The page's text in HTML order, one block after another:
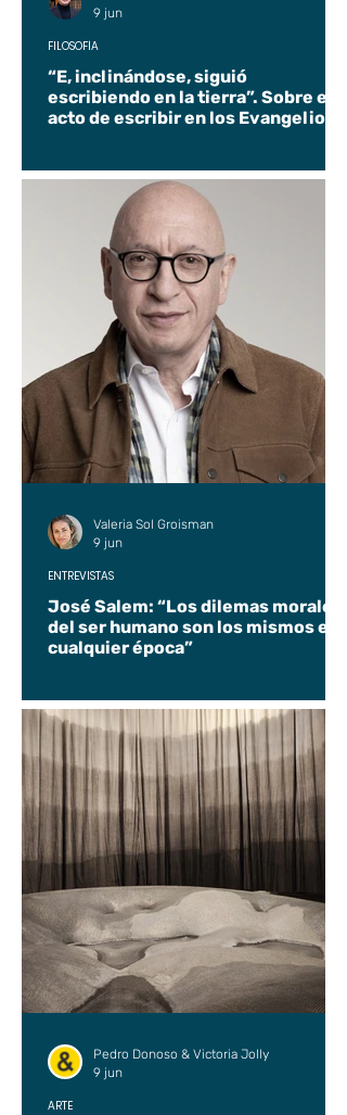
“E, inclinándose, siguió
escribiendo en la tierra”. Sobre el
acto de escribir en los Evangelios.
FILOSOFÍA
9 jun
José Salem: “Los dilemas morales
del ser humano son los mismos en
cualquier época”
ENTREVISTAS
Valeria Sol Groisman
9 jun
ARTE
Pedro Donoso & Victoria Jolly
9 jun